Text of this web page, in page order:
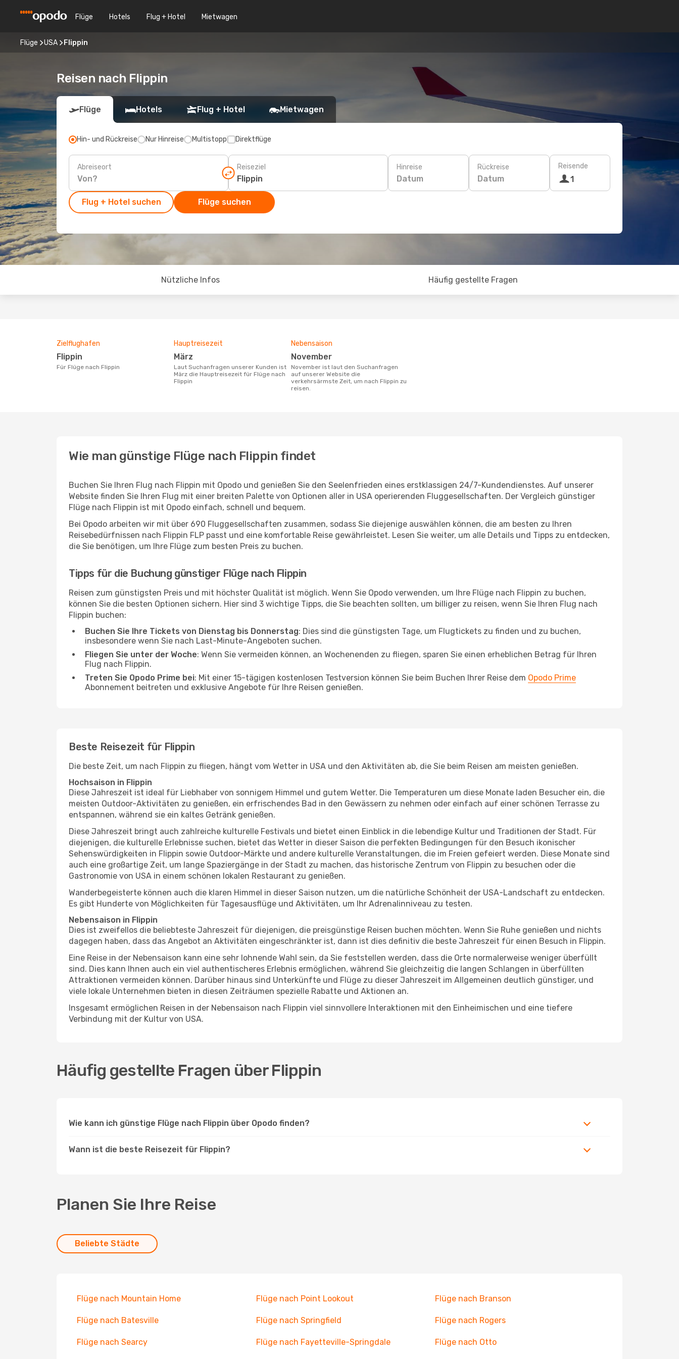
Flüge Hotels Flug + Hotel Mietwagen
Flüge USA Flippin
Reisen nach Flippin
Flüge Hotels Flug + Hotel Mietwagen
Hin- und Rückreise Nur Hinreise Multistopp Direktflüge
Abreiseort Reiseziel Hinreise
Datum
Rückreise
Datum
Reisende
1
Flug + Hotel suchen Flüge suchen
Nützliche Infos Häufig gestellte Fragen
Zielflughafen
Flippin
Für Flüge nach Flippin
Hauptreisezeit
März
Laut Suchanfragen unserer Kunden ist
März die Hauptreisezeit für Flüge nach
Flippin
Nebensaison
November
November ist laut den Suchanfragen
auf unserer Website die
verkehrsärmste Zeit, um nach Flippin zu
reisen.
Wie man günstige Flüge nach Flippin findet
Buchen Sie Ihren Flug nach Flippin mit Opodo und genießen Sie den Seelenfrieden eines erstklassigen 24/7-Kundendienstes. Auf unserer
Website finden Sie Ihren Flug mit einer breiten Palette von Optionen aller in USA operierenden Fluggesellschaften. Der Vergleich günstiger
Flüge nach Flippin ist mit Opodo einfach, schnell und bequem.
Bei Opodo arbeiten wir mit über 690 Fluggesellschaften zusammen, sodass Sie diejenige auswählen können, die am besten zu Ihren
Reisebedürfnissen nach Flippin FLP passt und eine komfortable Reise gewährleistet. Lesen Sie weiter, um alle Details und Tipps zu entdecken,
die Sie benötigen, um Ihre Flüge zum besten Preis zu buchen.
Tipps für die Buchung günstiger Flüge nach Flippin
Reisen zum günstigsten Preis und mit höchster Qualität ist möglich. Wenn Sie Opodo verwenden, um Ihre Flüge nach Flippin zu buchen,
können Sie die besten Optionen sichern. Hier sind 3 wichtige Tipps, die Sie beachten sollten, um billiger zu reisen, wenn Sie Ihren Flug nach
Flippin buchen:
Buchen Sie Ihre Tickets von Dienstag bis Donnerstag: Dies sind die günstigsten Tage, um Flugtickets zu finden und zu buchen,
insbesondere wenn Sie nach Last-Minute-Angeboten suchen.
Fliegen Sie unter der Woche: Wenn Sie vermeiden können, an Wochenenden zu fliegen, sparen Sie einen erheblichen Betrag für Ihren
Flug nach Flippin.
Treten Sie Opodo Prime bei: Mit einer 15-tägigen kostenlosen Testversion können Sie beim Buchen Ihrer Reise dem Opodo Prime
Abonnement beitreten und exklusive Angebote für Ihre Reisen genießen.
Beste Reisezeit für Flippin
Die beste Zeit, um nach Flippin zu fliegen, hängt vom Wetter in USA und den Aktivitäten ab, die Sie beim Reisen am meisten genießen.
Hochsaison in Flippin
Diese Jahreszeit ist ideal für Liebhaber von sonnigem Himmel und gutem Wetter. Die Temperaturen um diese Monate laden Besucher ein, die
meisten Outdoor-Aktivitäten zu genießen, ein erfrischendes Bad in den Gewässern zu nehmen oder einfach auf einer schönen Terrasse zu
entspannen, während sie ein kaltes Getränk genießen.
Diese Jahreszeit bringt auch zahlreiche kulturelle Festivals und bietet einen Einblick in die lebendige Kultur und Traditionen der Stadt. Für
diejenigen, die kulturelle Erlebnisse suchen, bietet das Wetter in dieser Saison die perfekten Bedingungen für den Besuch ikonischer
Sehenswürdigkeiten in Flippin sowie Outdoor-Märkte und andere kulturelle Veranstaltungen, die im Freien gefeiert werden. Diese Monate sind
auch eine großartige Zeit, um lange Spaziergänge in der Stadt zu machen, das historische Zentrum von Flippin zu besuchen oder die
Gastronomie von USA in einem schönen lokalen Restaurant zu genießen.
Wanderbegeisterte können auch die klaren Himmel in dieser Saison nutzen, um die natürliche Schönheit der USA-Landschaft zu entdecken.
Es gibt Hunderte von Möglichkeiten für Tagesausflüge und Aktivitäten, um Ihr Adrenalinniveau zu testen.
Nebensaison in Flippin
Dies ist zweifellos die beliebteste Jahreszeit für diejenigen, die preisgünstige Reisen buchen möchten. Wenn Sie Ruhe genießen und nichts
dagegen haben, dass das Angebot an Aktivitäten eingeschränkter ist, dann ist dies definitiv die beste Jahreszeit für einen Besuch in Flippin.
Eine Reise in der Nebensaison kann eine sehr lohnende Wahl sein, da Sie feststellen werden, dass die Orte normalerweise weniger überfüllt
sind. Dies kann Ihnen auch ein viel authentischeres Erlebnis ermöglichen, während Sie gleichzeitig die langen Schlangen in überfüllten
Attraktionen vermeiden können. Darüber hinaus sind Unterkünfte und Flüge zu dieser Jahreszeit im Allgemeinen deutlich günstiger, und
viele lokale Unternehmen bieten in diesen Zeiträumen spezielle Rabatte und Aktionen an.
Insgesamt ermöglichen Reisen in der Nebensaison nach Flippin viel sinnvollere Interaktionen mit den Einheimischen und eine tiefere
Verbindung mit der Kultur von USA.
Häufig gestellte Fragen über Flippin
Wie kann ich günstige Flüge nach Flippin über Opodo finden?
Wann ist die beste Reisezeit für Flippin?
Planen Sie Ihre Reise
Beliebte Städte
Flüge nach Mountain Home Flüge nach Point Lookout Flüge nach Branson
Flüge nach Batesville Flüge nach Springfield Flüge nach Rogers
Flüge nach Searcy Flüge nach Fayetteville-Springdale Flüge nach Otto